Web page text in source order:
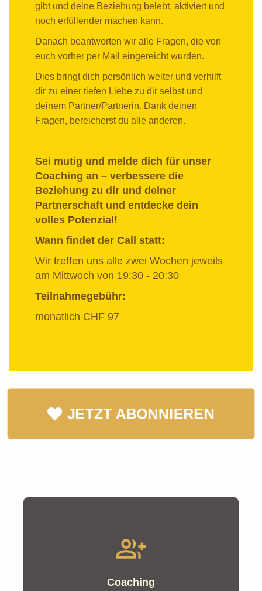
gibt und deine Beziehung belebt, aktiviert und
noch erfüllender machen kann.
Danach beantworten wir alle Fragen, die von
euch vorher per Mail eingereicht wurden.
Dies bringt dich persönlich weiter und verhilft
dir zu einer tiefen Liebe zu dir selbst und
deinem Partner/Partnerin. Dank deinen
Fragen, bereicherst du alle anderen.
Sei mutig und melde dich für unser
Coaching an – verbessere die
Beziehung zu dir und deiner
Partnerschaft und entdecke dein
volles Potenzial!
Wann findet der Call statt:
Wir treffen uns alle zwei Wochen jeweils
am Mittwoch von 19:30 - 20:30
Teilnahmegebühr:
monatlich CHF 97
JETZT ABONNIEREN
Coaching